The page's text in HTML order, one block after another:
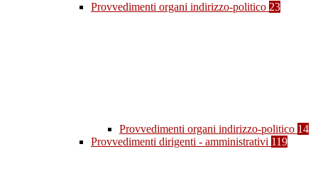
Provvedimenti organi indirizzo-politico 23
Provvedimenti organi indirizzo-politico 14
Provvedimenti dirigenti - amministrativi 119